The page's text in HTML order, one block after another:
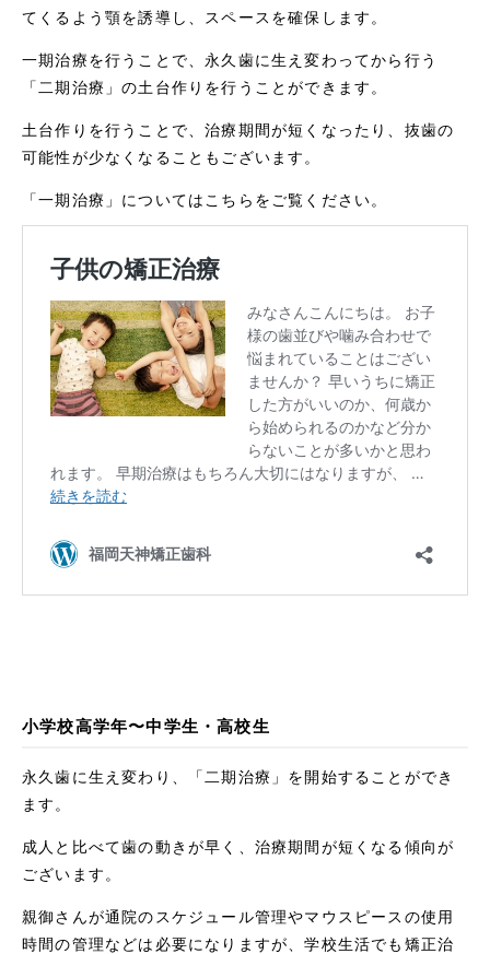
てくるよう顎を誘導し、スペースを確保します。
一期治療を行うことで、永久歯に生え変わってから行う
「二期治療」の土台作りを行うことができます。
土台作りを行うことで、治療期間が短くなったり、抜歯の
可能性が少なくなることもございます。
「一期治療」についてはこちらをご覧ください。
小学校高学年〜中学生・高校生
永久歯に生え変わり、「二期治療」を開始することができ
ます。
成人と比べて歯の動きが早く、治療期間が短くなる傾向が
ございます。
親御さんが通院のスケジュール管理やマウスピースの使用
時間の管理などは必要になりますが、学校生活でも矯正治